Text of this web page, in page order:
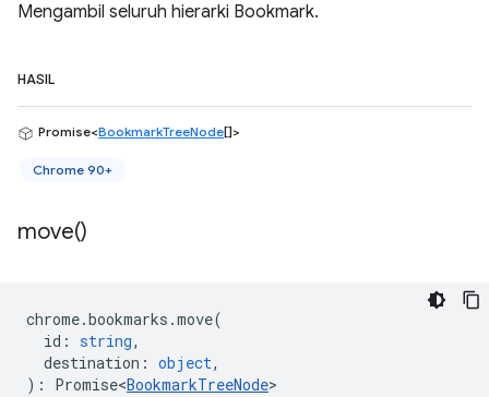
Mengambil seluruh hierarki Bookmark.
HASIL
Promise<BookmarkTreeNode[]>
Chrome 90+
move()
chrome.bookmarks .move(
id : string,
destination : object,
) : Promise<BookmarkTreeNode>